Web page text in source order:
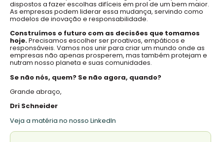
dispostos a fazer escolhas difíceis em prol de um bem maior.
As empresas podem liderar essa mudança, servindo como
modelos de inovação e responsabilidade.
Construímos o futuro com as decisões que tomamos
hoje.Precisamos escolher ser proativos, empáticos e
responsáveis. Vamos nos unir para criar um mundo onde as
empresas não apenas prosperem, mas também protejam e
nutram nosso planeta e suas comunidades.
Se não nós, quem? Se não agora, quando?
Grande abraço,
Dri Schneider
Veja a matéria no nosso LinkedIn